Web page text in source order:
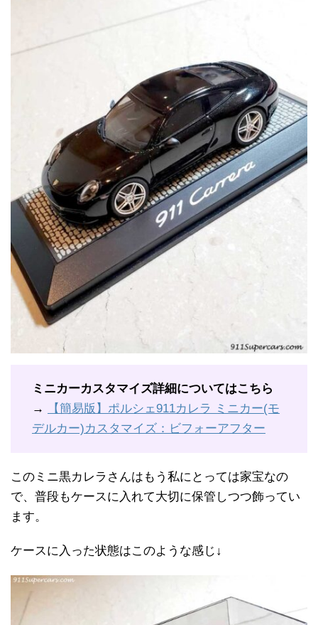
ミニカーカスタマイズ詳細についてはこちら
→
【簡易版】ポルシェ911カレラ ミニカー(モ
デルカー)カスタマイズ：ビフォーアフター
このミニ黒カレラさんはもう私にとっては家宝なの
で、普段もケースに入れて大切に保管しつつ飾ってい
ます。
ケースに入った状態はこのような感じ↓